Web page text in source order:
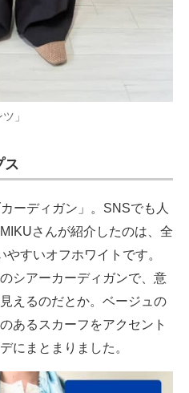
」
ス
ーディガン」。SNSでも人
さんが紹介したのは、全
すいオフホワイトです。
シアーカーディガンで、意
えるのだとか。ベージュの
あるスカーフをアクセント
にまとまりました。